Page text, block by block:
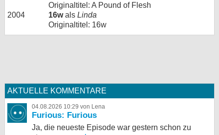
Originaltitel: A Pound of Flesh
2004
16wals Linda
Originaltitel: 16w
AKTUELLE KOMMENTARE
04.08.2026 10:29 von Lena
Furious: Furious
Ja, die neueste Episode war gestern schon zu